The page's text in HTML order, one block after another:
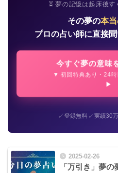
⏳ 夢の記憶は起床後
その夢の本
プロの占い師に直接
今すぐ夢の意味
▼ 初回特典あり・24
✓登録無料✓実績30
2025-02-26
「万引き」夢